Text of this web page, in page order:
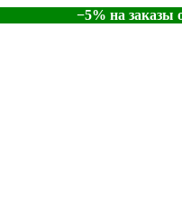
−5% на заказы